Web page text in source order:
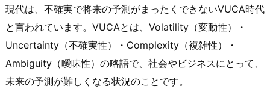
現代は、不確実で将来の予測がまったくできないVUCA時代
と言われています。VUCAとは、Volatility（変動性）・
Uncertainty（不確実性）・Complexity（複雑性）・
Ambiguity（曖昧性）の略語で、社会やビジネスにとって、
未来の予測が難しくなる状況のことです。